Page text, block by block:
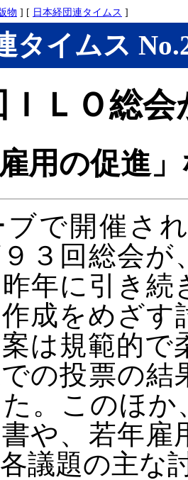
物 ] [ 日本経団連タイムス ]
タイムス
ＬＯ総会
用の促進
ブで開催さ
３回総会
年に引き続
成をめざ
は規範的
の投票の結
。このほか
や、若年雇
議題の主な